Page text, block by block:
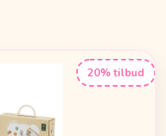
20% tilbud